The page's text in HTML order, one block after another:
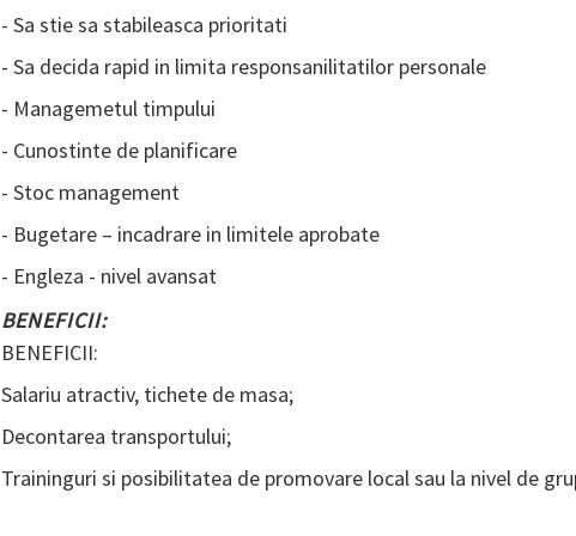
- Sa stie sa stabileasca prioritati
- Sa decida rapid in limita responsanilitatilor personale
- Managemetul timpului
- Cunostinte de planificare
- Stoc management
- Bugetare – incadrare in limitele aprobate
- Engleza - nivel avansat
BENEFICII:
BENEFICII:
Salariu atractiv, tichete de masa;
Decontarea transportului;
Traininguri si posibilitatea de promovare local sau la nivel de